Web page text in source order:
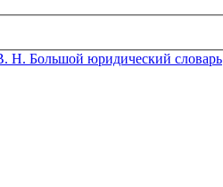
Н. Большой юридический словарь